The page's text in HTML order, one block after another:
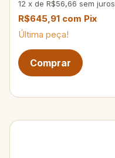
12 x de R$56,66 sem juros
R$645,91 com Pix
Última peça!